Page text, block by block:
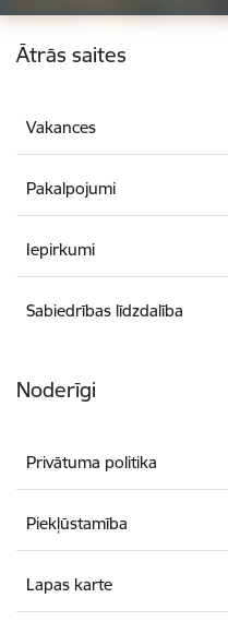
Kājene
Ātrās saites
Vakances
Pakalpojumi
Iepirkumi
Sabiedrības līdzdalība
Noderīgi
Privātuma politika
Piekļūstamība
Lapas karte